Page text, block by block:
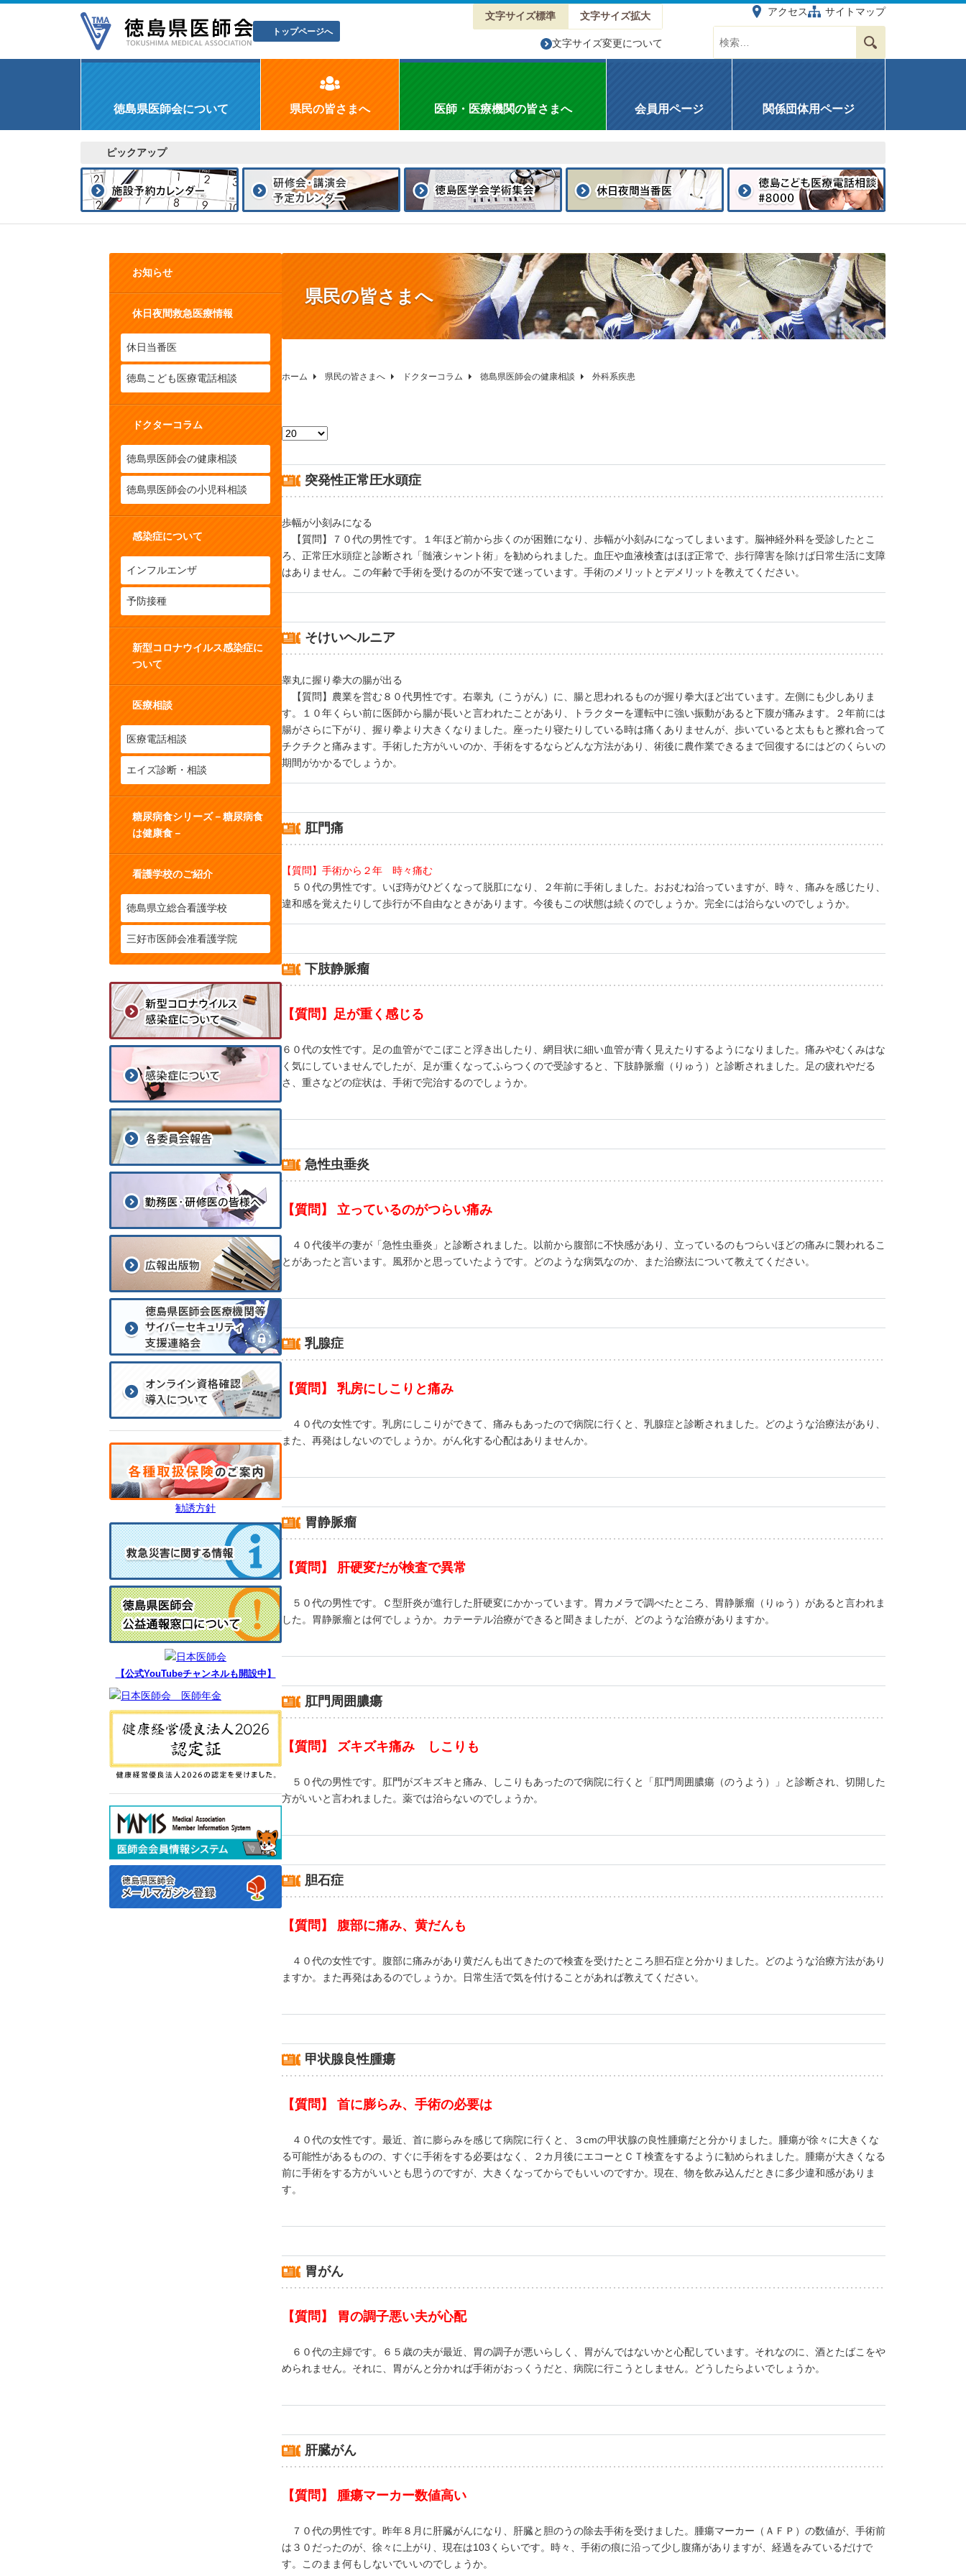
トップページへ
文字サイズ標準 文字サイズ拡大
文字サイズ変更について
アクセス
サイトマップ
徳島県医師会について 県民の皆さまへ 医師・医療機関の皆さまへ 会員用ページ 関係団体用ページ
ピックアップ
県民の皆さまへ
ホーム 県民の皆さまへ ドクターコラム 徳島県医師会の健康相談 外科系疾患
表示数
突発性正常圧水頭症
歩幅が小刻みになる
【質問】７０代の男性です。１年ほど前から歩くのが困難になり、歩幅が小刻みになってしまいます。脳神経外科を受診したとこ
ろ、正常圧水頭症と診断され「髄液シャント術」を勧められました。血圧や血液検査はほぼ正常で、歩行障害を除けば日常生活に支障
はありません。この年齢で手術を受けるのが不安で迷っています。手術のメリットとデメリットを教えてください。
そけいヘルニア
睾丸に握り拳大の腸が出る
【質問】農業を営む８０代男性です。右睾丸（こうがん）に、腸と思われるものが握り拳大ほど出ています。左側にも少しありま
す。１０年くらい前に医師から腸が長いと言われたことがあり、トラクターを運転中に強い振動があると下腹が痛みます。２年前には
腸がさらに下がり、握り拳より大きくなりました。座ったり寝たりしている時は痛くありませんが、歩いていると太ももと擦れ合って
チクチクと痛みます。手術した方がいいのか、手術をするならどんな方法があり、術後に農作業できるまで回復するにはどのくらいの
期間がかかるでしょうか。
肛門痛
【質問】手術から２年 時々痛む
５０代の男性です。いぼ痔がひどくなって脱肛になり、２年前に手術しました。おおむね治っていますが、時々、痛みを感じたり、
違和感を覚えたりして歩行が不自由なときがあります。今後もこの状態は続くのでしょうか。完全には治らないのでしょうか。
下肢静脈瘤
【質問】足が重く感じる
６０代の女性です。足の血管がでこぼこと浮き出したり、網目状に細い血管が青く見えたりするようになりました。痛みやむくみはな
く気にしていませんでしたが、足が重くなってふらつくので受診すると、下肢静脈瘤（りゅう）と診断されました。足の疲れやだる
さ、重さなどの症状は、手術で完治するのでしょうか。
急性虫垂炎
【質問】 立っているのがつらい痛み
４０代後半の妻が「急性虫垂炎」と診断されました。以前から腹部に不快感があり、立っているのもつらいほどの痛みに襲われるこ
とがあったと言います。風邪かと思っていたようです。どのような病気なのか、また治療法について教えてください。
乳腺症
【質問】 乳房にしこりと痛み
４０代の女性です。乳房にしこりができて、痛みもあったので病院に行くと、乳腺症と診断されました。どのような治療法があり、
また、再発はしないのでしょうか。がん化する心配はありませんか。
胃静脈瘤
【質問】 肝硬変だが検査で異常
５０代の男性です。Ｃ型肝炎が進行した肝硬変にかかっています。胃カメラで調べたところ、胃静脈瘤（りゅう）があると言われま
した。胃静脈瘤とは何でしょうか。カテーテル治療ができると聞きましたが、どのような治療がありますか。
肛門周囲膿瘍
【質問】 ズキズキ痛み しこりも
５０代の男性です。肛門がズキズキと痛み、しこりもあったので病院に行くと「肛門周囲膿瘍（のうよう）」と診断され、切開した
方がいいと言われました。薬では治らないのでしょうか。
胆石症
【質問】 腹部に痛み、黄だんも
４０代の女性です。腹部に痛みがあり黄だんも出てきたので検査を受けたところ胆石症と分かりました。どのような治療方法があり
ますか。また再発はあるのでしょうか。日常生活で気を付けることがあれば教えてください。
甲状腺良性腫瘍
【質問】 首に膨らみ、手術の必要は
４０代の女性です。最近、首に膨らみを感じて病院に行くと、３cmの甲状腺の良性腫瘍だと分かりました。腫瘍が徐々に大きくな
る可能性があるものの、すぐに手術をする必要はなく、２カ月後にエコーとＣＴ検査をするように勧められました。腫瘍が大きくなる
前に手術をする方がいいとも思うのですが、大きくなってからでもいいのですか。現在、物を飲み込んだときに多少違和感がありま
す。
胃がん
【質問】 胃の調子悪い夫が心配
６０代の主婦です。６５歳の夫が最近、胃の調子が悪いらしく、胃がんではないかと心配しています。それなのに、酒とたばこをや
められません。それに、胃がんと分かれば手術がおっくうだと、病院に行こうとしません。どうしたらよいでしょうか。
肝臓がん
【質問】 腫瘍マーカー数値高い
７０代の男性です。昨年８月に肝臓がんになり、肝臓と胆のうの除去手術を受けました。腫瘍マーカー（ＡＦＰ）の数値が、手術前
は３０だったのが、徐々に上がり、現在は103くらいです。時々、手術の痕に沿って少し腹痛がありますが、経過をみているだけで
す。このまま何もしないでいいのでしょうか。
お知らせ
休日夜間救急医療情報
休日当番医
徳島こども医療電話相談
ドクターコラム
徳島県医師会の健康相談
徳島県医師会の小児科相談
感染症について
インフルエンザ
予防接種
新型コロナウイルス感染症に
ついて
医療相談
医療電話相談
エイズ診断・相談
糖尿病食シリーズ－糖尿病食
は健康食－
看護学校のご紹介
徳島県立総合看護学校
三好市医師会准看護学院
勧誘方針
【公式YouTubeチャンネルも開設中】